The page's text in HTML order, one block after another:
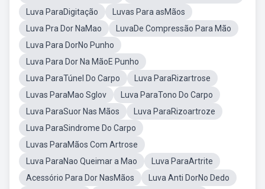
Luva ParaDigitação
Luvas Para asMãos
Luva Pra Dor NaMao
LuvaDe Compressão Para Mão
Luva Para DorNo Punho
Luva Para Dor Na MãoE Punho
Luva ParaTúnel Do Carpo
Luva ParaRizartrose
Luvas ParaMao Sglov
Luva ParaTono Do Carpo
Luva ParaSuor Nas Mãos
Luva ParaRizoartroze
Luva ParaSindrome Do Carpo
Luvas ParaMãos Com Artrose
Luva ParaNao Queimar a Mao
Luva ParaArtrite
Acessório Para Dor NasMãos
Luva Anti DorNo Dedo